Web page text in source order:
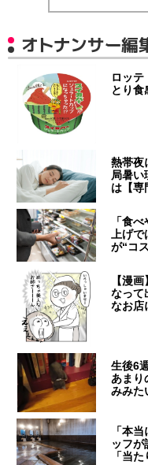
オトナンサー
ロッ
とり食
熱帯
局暑い
は【専
「食
上げ
が“コ
【漫
なって
なお店
生後6
あまり
みみた
「本
ッフが
「当